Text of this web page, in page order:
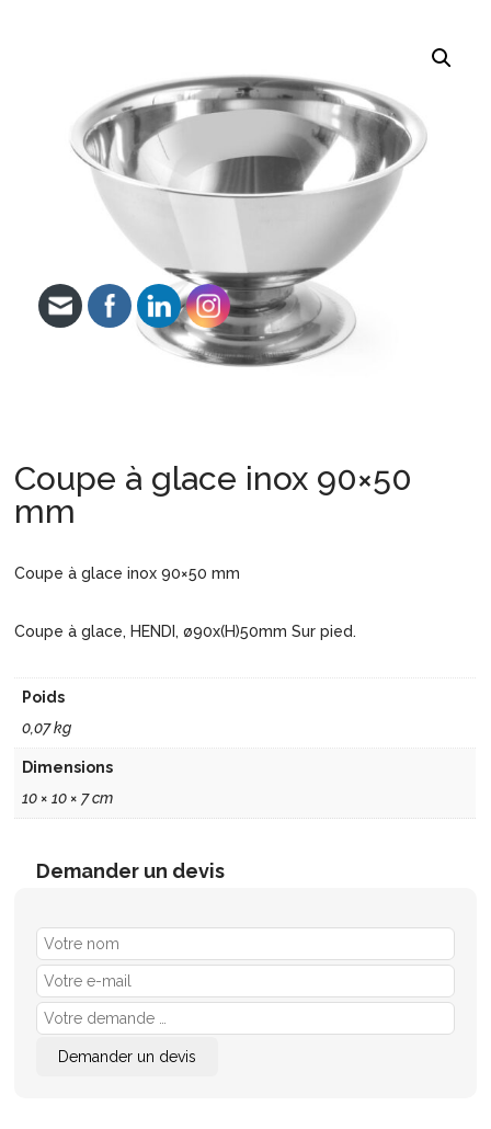
Coupe à glace inox 90×50
mm
Coupe à glace inox 90×50 mm
Coupe à glace, HENDI, ø90x(H)50mm Sur pied.
Poids
0,07 kg
Dimensions
10 × 10 × 7 cm
Demander un devis